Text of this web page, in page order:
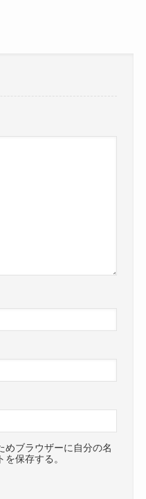
めブラウザーに自分の名
保存する。